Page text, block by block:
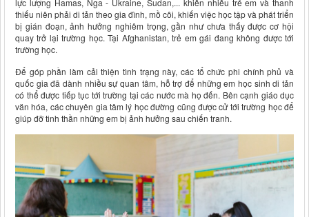
lực lượng Hamas, Nga - Ukraine, Sudan,... khiến nhiều trẻ em và thanh
thiếu niên phải di tản theo gia đình, mồ côi, khiến việc học tập và phát triển
bị gián đoạn, ảnh hưởng nghiêm trọng, gần như chưa thấy được cơ hội
quay trở lại trường học. Tại Afghanistan, trẻ em gái đang không được tới
trường học.
Để góp phần làm cải thiện tình trạng này, các tổ chức phi chính phủ và
quốc gia đã dành nhiều sự quan tâm, hỗ trợ để những em học sinh di tản
có thể được tiếp tục tới trường tại các nước mà họ đến. Bên cạnh giáo dục
văn hóa, các chuyên gia tâm lý học đường cũng được cử tới trường học để
giúp đỡ tinh thần những em bị ảnh hưởng sau chiến tranh.